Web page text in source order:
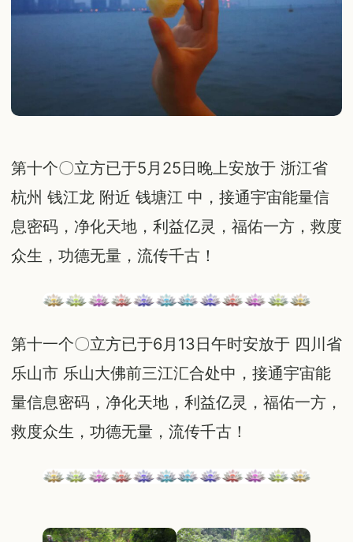
第十个〇立方已于5月25日晚上安放于 浙江省
杭州 钱江龙 附近 钱塘江 中，接通宇宙能量信
息密码，净化天地，利益亿灵，福佑一方，救度
众生，功德无量，流传千古！
第十一个〇立方已于6月13日午时安放于 四川省
乐山市 乐山大佛前三江汇合处中，接通宇宙能
量信息密码，净化天地，利益亿灵，福佑一方，
救度众生，功德无量，流传千古！